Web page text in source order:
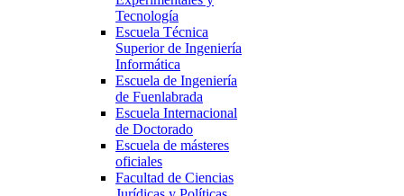
Tecnología
Escuela Técnica
Superior de Ingeniería
Informática
Escuela de Ingeniería
de Fuenlabrada
Escuela Internacional
de Doctorado
Escuela de másteres
oficiales
Facultad de Ciencias